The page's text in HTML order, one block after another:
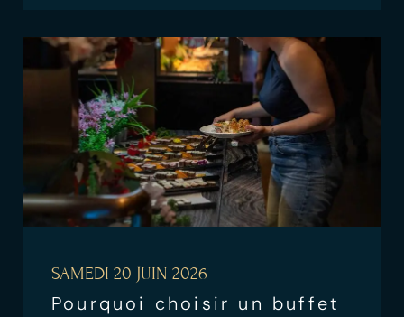
SAMEDI 20 JUIN 2026
Pourquoi choisir un buffet